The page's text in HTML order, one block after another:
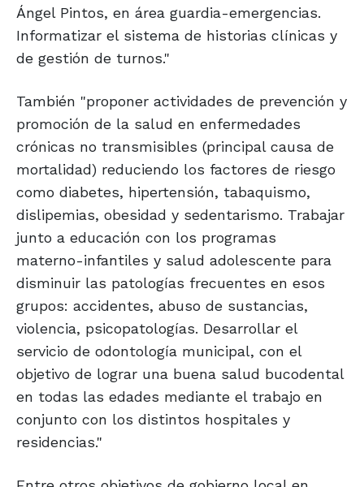
Ángel Pintos, en área guardia-emergencias.
Informatizar el sistema de historias clínicas y
de gestión de turnos."
También "proponer actividades de prevención y
promoción de la salud en enfermedades
crónicas no transmisibles (principal causa de
mortalidad) reduciendo los factores de riesgo
como diabetes, hipertensión, tabaquismo,
dislipemias, obesidad y sedentarismo. Trabajar
junto a educación con los programas
materno-infantiles y salud adolescente para
disminuir las patologías frecuentes en esos
grupos: accidentes, abuso de sustancias,
violencia, psicopatologías. Desarrollar el
servicio de odontología municipal, con el
objetivo de lograr una buena salud bucodental
en todas las edades mediante el trabajo en
conjunto con los distintos hospitales y
residencias."